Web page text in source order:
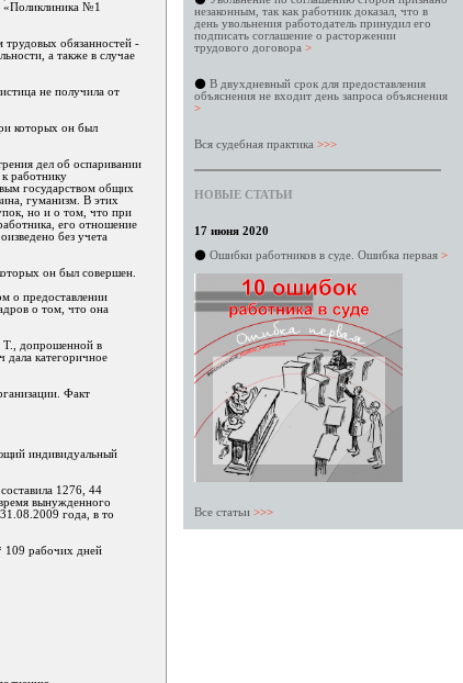
незаконным, так как работник доказал, что в
день увольнения работодатель принудил его
подписать соглашение о расторжении
трудового договора >
⚫ В двухдневный срок для предоставления
объяснения не входит день запроса объяснения
>
Вся судебная практика >>>
НОВЫЕ СТАТЬИ
17 июня 2020
⚫ Ошибки работников в суде. Ошибка первая >
Все статьи >>>
«Поликлиника №1
обязанностей -
а также в случае
не получила от
которых он был
дел об оспаривании
работнику
государством общих
гуманизм. В этих
но и о том, что при
его отношение
без учета
он был совершен.
о предоставлении
о том, что она
Т., допрошенной в
дала категоричное
Факт
индивидуальный
1276, 44
вынужденного
года, в то
109 рабочих дней